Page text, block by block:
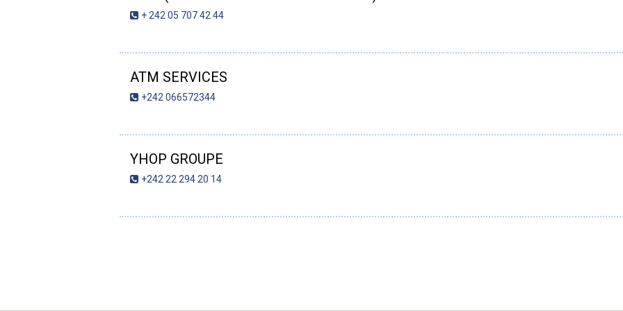
+ 242 05 707 42 44
ATM SERVICES
+242 066572344
YHOP GROUPE
+242 22 294 20 14